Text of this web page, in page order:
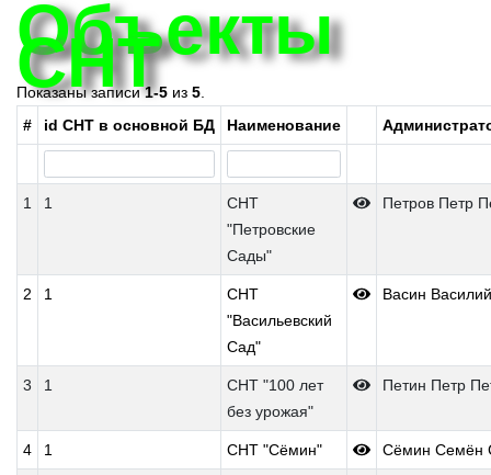
Объекты
СНТ
Показаны записи1-5 из 5
#
id СНТ в основной БД Наименование
1 1
СНТ
"Петровские
Сады"
Петров Петр
2 1
СНТ
"Васильевский
Сад"
Васин
3 1
СНТ "100 лет
без урожая"
Петин Петр
4 1 СНТ "Сёмин" Сёмин Семён